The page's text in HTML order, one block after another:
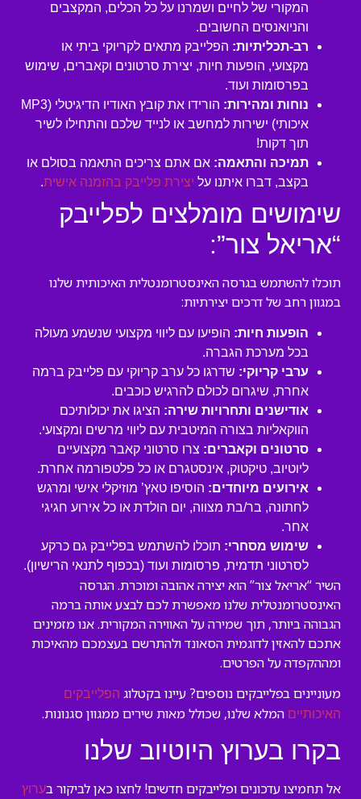
המקורי של לחיים ושמרנו על כל הכלים, המקצבים
והניואנסים החשובים.
רב-תכליתיות: הפלייבק מתאים לקריוקי ביתי או
מקצועי, הופעות חיות, יצירת סרטונים וקאברים, שימוש
בפרסומות ועוד.
נוחות ומהירות:
הורידו את קובץ האודיו הדיגיטלי (MP3
איכותי) ישירות למחשב או לנייד שלכם והתחילו לשיר
תוך דקות!
תמיכה והתאמה: אם אתם צריכים התאמה בסולם או
בקצב, דברו איתנו על יצירת פלייבק בהזמנה אישית.
שימושים מומלצים לפלייבק
“אריאל צור”:
תוכלו להשתמש בגרסה האינסטרומנטלית האיכותית שלנו
במגוון רחב של דרכים יצירתיות:
הופעות חיות: הופיעו עם ליווי מקצועי שנשמע מעולה
בכל מערכת הגברה.
ערבי קריוקי: שדרגו כל ערב קריוקי עם פלייבק ברמה
אחרת, שיגרום לכולם להרגיש כוכבים.
אודישנים ותחרויות שירה: הציגו את יכולותיכם
הווקאליות בצורה המיטבית עם ליווי מרשים ומקצועי.
סרטונים וקאברים: צרו סרטוני קאבר מקצועיים
ליוטיוב, טיקטוק, אינסטגרם או כל פלטפורמה אחרת.
אירועים מיוחדים: הוסיפו טאץ’ מוזיקלי אישי ומרגש
לחתונה, בר/בת מצווה, יום הולדת או כל אירוע חגיגי
אחר.
שימוש מסחרי: תוכלו להשתמש בפלייבק גם כרקע
לסרטוני תדמית, פרסומות ועוד (בכפוף לתנאי הרישיון).
השיר “אריאל צור” הוא יצירה אהובה ומוכרת. הגרסה
האינסטרומנטלית שלנו מאפשרת לכם לבצע אותה ברמה
הגבוהה ביותר, תוך שמירה על האווירה המקורית. אנו מזמינים
אתכם להאזין לדוגמית הסאונד ולהתרשם בעצמכם מהאיכות
ומההקפדה על הפרטים.
מעוניינים בפלייבקים נוספים? עיינו בקטלוג הפלייבקים
האיכותיים המלא שלנו, שכולל מאות שירים ממגוון סגנונות.
בקרו בערוץ היוטיוב שלנו
אל תחמיצו עדכונים ופלייבקים חדשים! לחצו כאן לביקור בערוץ